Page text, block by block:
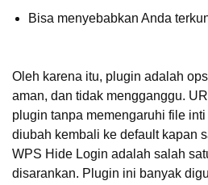
Bisa menyebabkan Anda
Oleh karena itu, plugin adalah
aman, dan tidak mengganggu.
plugin tanpa memengaruhi file
diubah kembali ke default kapan
WPS Hide Login adalah salah
disarankan. Plugin ini banyak